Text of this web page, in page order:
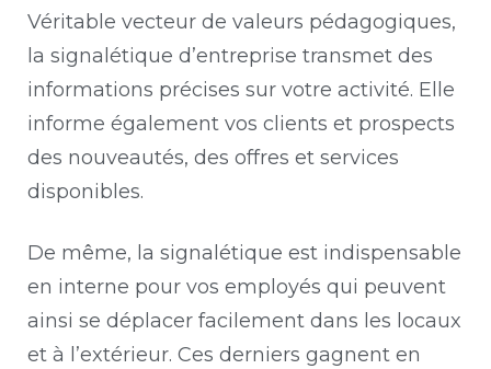
Véritable vecteur de valeurs pédagogiques,
la signalétique d’entreprise transmet des
informations précises sur votre activité. Elle
informe également vos clients et prospects
des nouveautés, des offres et services
disponibles.
De même, la signalétique est indispensable
en interne pour vos employés qui peuvent
ainsi se déplacer facilement dans les locaux
et à l’extérieur. Ces derniers gagnent en